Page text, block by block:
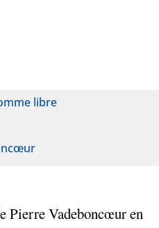
libre
Pierre Vadeboncœur en